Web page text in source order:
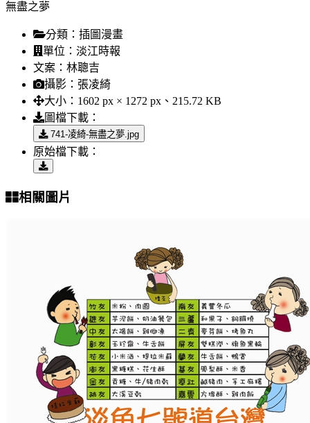
無盡之夢
分類： 插圖漫畫
單位： 淡江時報
文案： 林聰吉
攝影： 張凌綺
大小： 1602 px × 1272 px、215.72 KB
圖檔下載：
741-凌綺-無盡之夢.jpg
原始檔下載：
相關圖片